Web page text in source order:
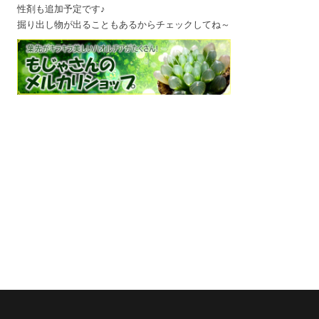
性剤も追加予定です♪
掘り出し物が出ることもあるからチェックしてね～